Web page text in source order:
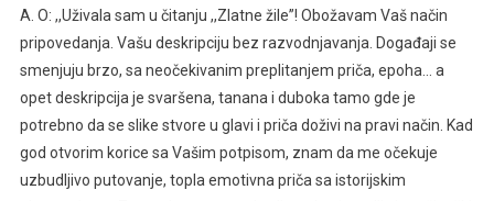
A. O: ,,Uživala sam u čitanju ,,Zlatne žile”! Obožavam Vaš način
pripovedanja. Vašu deskripciju bez razvodnjavanja. Događaji se
smenjuju brzo, sa neočekivanim preplitanjem priča, epoha… a
opet deskripcija je svaršena, tanana i duboka tamo gde je
potrebno da se slike stvore u glavi i priča doživi na pravi način. Kad
god otvorim korice sa Vašim potpisom, znam da me očekuje
uzbudljivo putovanje, topla emotivna priča sa istorijskim